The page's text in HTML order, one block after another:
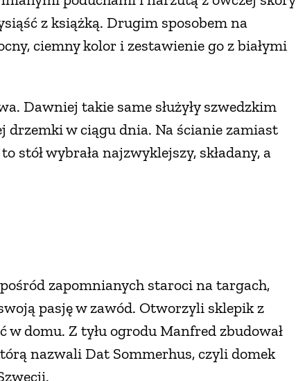
z książką. Drugim sposobem na
ciemny kolor i zestawienie go z białymi
Dawniej takie same służyły szwedzkim
drzemki w ciągu dnia. Na ścianie zamiast
stół wybrała najzwyklejszy, składany, a
zapomnianych staroci na targach,
pasję w zawód. Otworzyli sklepik z
domu. Z tyłu ogrodu Manfred zbudował
nazwali Dat Sommerhus, czyli domek